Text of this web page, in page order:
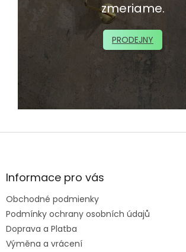
zmeriame.
PRODEJNY
Z
ä
e
Informace pro vás
Obchodné podmienky
Podmínky ochrany osobních údajů
Doprava a Platba
Výměna a vrácení